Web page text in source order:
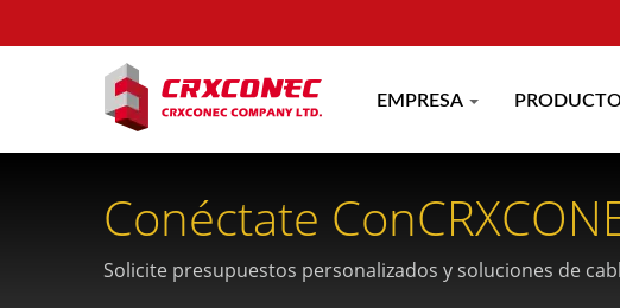
EMPRESA
Conéctate
Estructurado
Solicite presupuestos personalizados y soluciones de